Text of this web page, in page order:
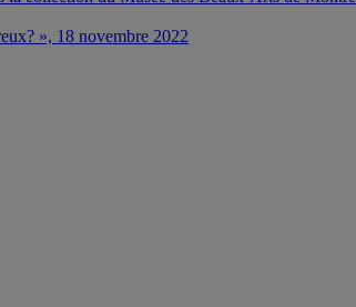
», 18 novembre 2022